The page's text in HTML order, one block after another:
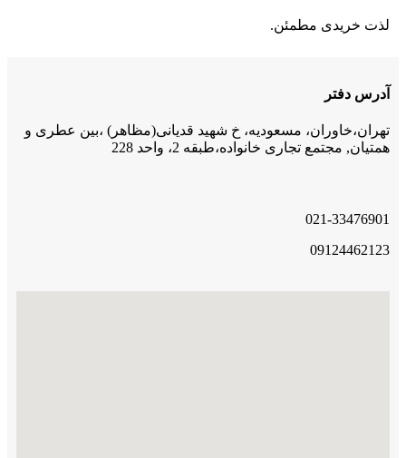
لذت خریدی مطمئن.
آدرس دفتر
تهران،خاوران، مسعودیه، خ شهید قدیانی(مظاهر) ،بین عطری و
همتیان, مجتمع تجاری خانواده،طبقه 2، واحد 228
021-33476901
09124462123